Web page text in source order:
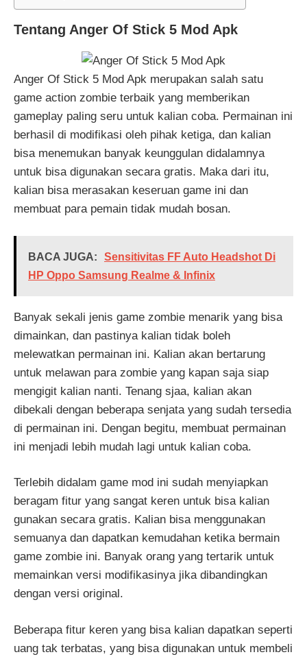
Tentang Anger Of Stick 5 Mod Apk
Anger Of Stick 5 Mod Apk merupakan salah satu
game action zombie terbaik yang memberikan
gameplay paling seru untuk kalian coba. Permainan ini
berhasil di modifikasi oleh pihak ketiga, dan kalian
bisa menemukan banyak keunggulan didalamnya
untuk bisa digunakan secara gratis. Maka dari itu,
kalian bisa merasakan keseruan game ini dan
membuat para pemain tidak mudah bosan.
BACA JUGA:
Sensitivitas FF Auto Headshot Di
HP Oppo Samsung Realme & Infinix
Banyak sekali jenis game zombie menarik yang bisa
dimainkan, dan pastinya kalian tidak boleh
melewatkan permainan ini. Kalian akan bertarung
untuk melawan para zombie yang kapan saja siap
mengigit kalian nanti. Tenang sjaa, kalian akan
dibekali dengan beberapa senjata yang sudah tersedia
di permainan ini. Dengan begitu, membuat permainan
ini menjadi lebih mudah lagi untuk kalian coba.
Terlebih didalam game mod ini sudah menyiapkan
beragam fitur yang sangat keren untuk bisa kalian
gunakan secara gratis. Kalian bisa menggunakan
semuanya dan dapatkan kemudahan ketika bermain
game zombie ini. Banyak orang yang tertarik untuk
memainkan versi modifikasinya jika dibandingkan
dengan versi original.
Beberapa fitur keren yang bisa kalian dapatkan seperti
uang tak terbatas, yang bisa digunakan untuk membeli